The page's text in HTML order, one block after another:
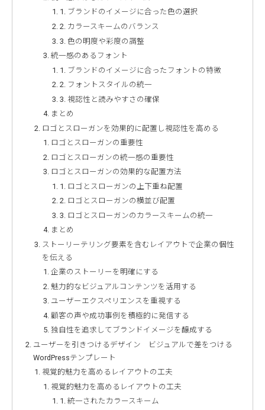
1. ブランドのイメージに合った色の選択
2. カラースキームのバランス
3. 色の明度や彩度の調整
統一感のあるフォント
1. ブランドのイメージに合ったフォントの特徴
2. フォントスタイルの統一
3. 視認性と読みやすさの確保
まとめ
ロゴとスローガンを効果的に配置し視認性を高める
ロゴとスローガンの重要性
ロゴとスローガンの統一感の重要性
ロゴとスローガンの効果的な配置方法
1. ロゴとスローガンの上下重ね配置
2. ロゴとスローガンの横並び配置
3. ロゴとスローガンのカラースキームの統一
まとめ
ストーリーテリング要素を含むレイアウトで企業の個性
を伝える
企業のストーリーを明確にする
魅力的なビジュアルコンテンツを活用する
ユーザーエクスペリエンスを重視する
顧客の声や成功事例を積極的に発信する
独自性を追求してブランドイメージを醸成する
ユーザーを引きつけるデザイン ビジュアルで差をつける
WordPressテンプレート
視覚的魅力を高めるレイアウトの工夫
視覚的魅力を高めるレイアウトの工夫
1. 統一されたカラースキーム